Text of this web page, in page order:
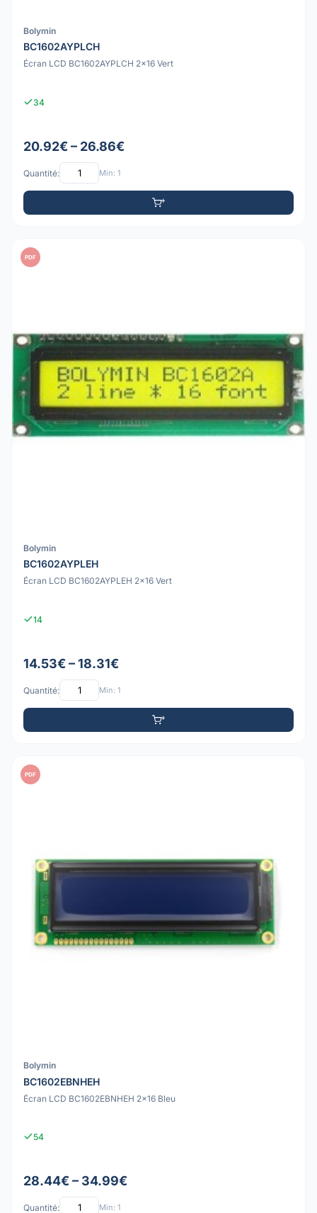
Bolymin
BC1602AYPLCH
Écran LCD BC1602AYPLCH 2x16 Vert
34
20.92€ – 26.86€
Quantité: Min: 1
PDF
Bolymin
BC1602AYPLEH
Écran LCD BC1602AYPLEH 2x16 Vert
14
14.53€ – 18.31€
Quantité: Min: 1
PDF
Bolymin
BC1602EBNHEH
Écran LCD BC1602EBNHEH 2x16 Bleu
54
28.44€ – 34.99€
Quantité: Min: 1